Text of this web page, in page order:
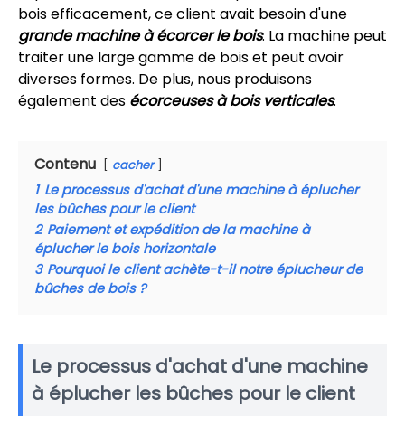
bois efficacement, ce client avait besoin d'une
grande machine à écorcer le bois. La machine peut
traiter une large gamme de bois et peut avoir
diverses formes. De plus, nous produisons
également des écorceuses à bois verticales.
Contenu cacher
1 Le processus d'achat d'une machine à éplucher
les bûches pour le client
2 Paiement et expédition de la machine à
éplucher le bois horizontale
3 Pourquoi le client achète-t-il notre éplucheur de
bûches de bois ?
Le processus d'achat d'une machine
à éplucher les bûches pour le client